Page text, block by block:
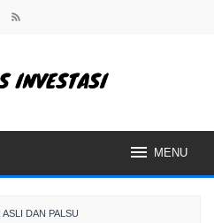
MENU
DAN PALSU